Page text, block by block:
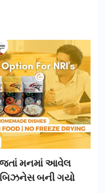
જતાં મનમાં આવેલ
બિઝનેસ બની ગયો